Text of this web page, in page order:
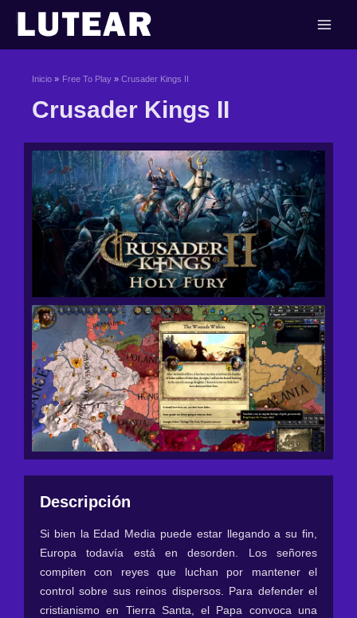
contenido
Inicio Free To Play Crusader Kings II
Crusader Kings II
Descripción
Si bien la Edad Media puede estar llegando a su fin,
Europa todavía está en desorden. Los señores
compiten con reyes que luchan por mantener el
control sobre sus reinos dispersos. Para defender el
cristianismo en Tierra Santa, el Papa convoca una